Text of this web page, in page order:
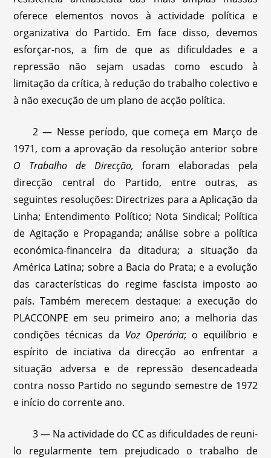
oferece elementos novos à actividade política e
organizativa do Partido. Em face disso, devemos
esforçar-nos, a fim de que as dificuldades e a
repressão não sejam usadas como escudo à
limitação da crítica, à redução do trabalho colectivo e
à não execução de um plano de acção política.
2 — Nesse período, que começa em Março de
1971, com a aprovação da resolução anterior sobre
O Trabalho de Direcção, foram elaboradas pela
direcção central do Partido, entre outras, as
seguintes resoluções: Directrizes para a Aplicação da
Linha; Entendimento Político; Nota Sindical; Política
de Agitação e Propaganda; análise sobre a política
económica-financeira da ditadura; a situação da
América Latina; sobre a Bacia do Prata; e a evolução
das características do regime fascista imposto ao
país. Também merecem destaque: a execução do
PLACCONPE em seu primeiro ano; a melhoria das
condições técnicas da Voz Operária; o equilíbrio e
espírito de inciativa da direcção ao enfrentar a
situação adversa e de repressão desencadeada
contra nosso Partido no segundo semestre de 1972
e início do corrente ano.
3 — Na actividade do CC as dificuldades de reuni-
lo regularmente tem prejudicado o trabalho de